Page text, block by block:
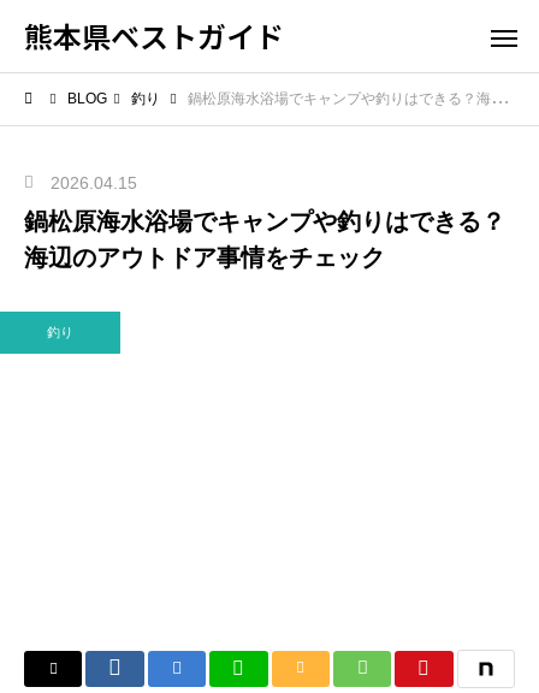
熊本県ベストガイド
BLOG 釣り 鍋松原海水浴場でキャンプや釣りはできる？海辺のアウトドア事情をチェック
2026.04.15
鍋松原海水浴場でキャンプや釣りはできる？
海辺のアウトドア事情をチェック
釣り